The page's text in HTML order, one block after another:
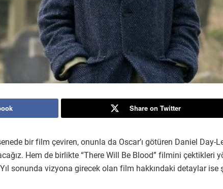
Share on Twitter
bir film çeviren, onunla da Oscar’ı götüren Daniel Day-
Hem de birlikte “There Will Be Blood” filmini çektikleri
sonunda vizyona girecek olan film hakkındaki detaylar ise